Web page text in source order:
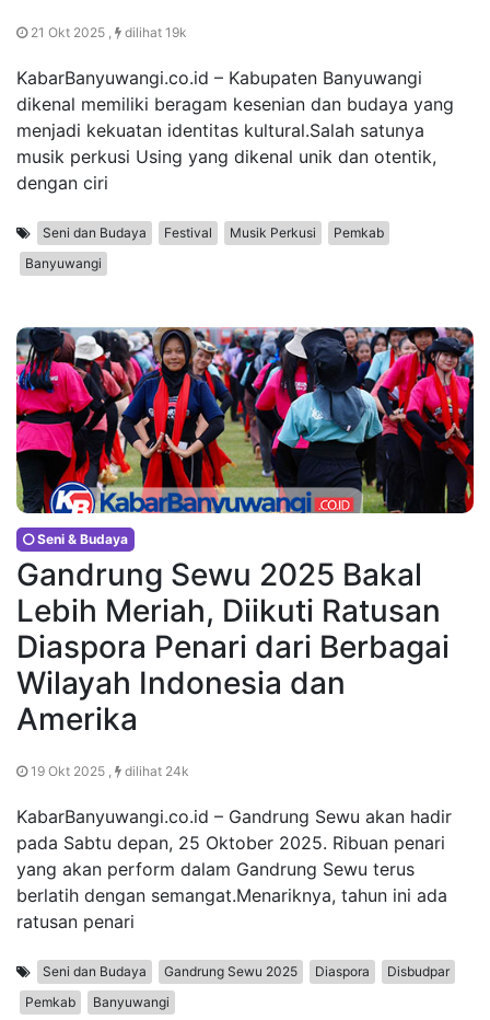
21 Okt 2025 , dilihat 19k
KabarBanyuwangi.co.id – Kabupaten Banyuwangi
dikenal memiliki beragam kesenian dan budaya yang
menjadi kekuatan identitas kultural.Salah satunya
musik perkusi Using yang dikenal unik dan otentik,
dengan ciri
Seni dan Budaya Festival Musik Perkusi
Pemkab
Banyuwangi
Seni & Budaya
Gandrung Sewu 2025 Bakal
Lebih Meriah, Diikuti Ratusan
Diaspora Penari dari Berbagai
Wilayah Indonesia dan
Amerika
19 Okt 2025 , dilihat 24k
KabarBanyuwangi.co.id – Gandrung Sewu akan hadir
pada Sabtu depan, 25 Oktober 2025. Ribuan penari
yang akan perform dalam Gandrung Sewu terus
berlatih dengan semangat.Menariknya, tahun ini ada
ratusan penari
Seni dan Budaya Gandrung Sewu 2025 Diaspora
Disbudpar
Pemkab
Banyuwangi